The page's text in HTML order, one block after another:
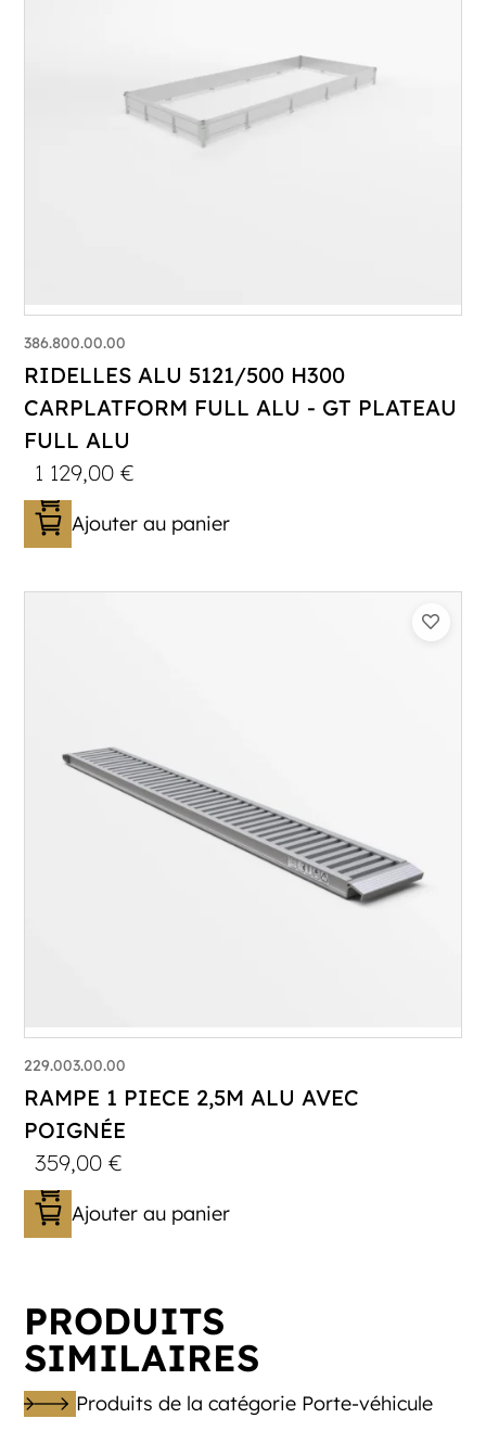
386.800.00.00
RIDELLES ALU 5121/500 H300
CARPLATFORM FULL ALU - GT PLATEAU
FULL ALU
1 129,00€
Ajouter au panier
229.003.00.00
RAMPE 1 PIECE 2,5M ALU AVEC
POIGNÉE
359,00€
Ajouter au panier
PRODUITS
SIMILAIRES
Produits de la catégorie Porte-véhicule